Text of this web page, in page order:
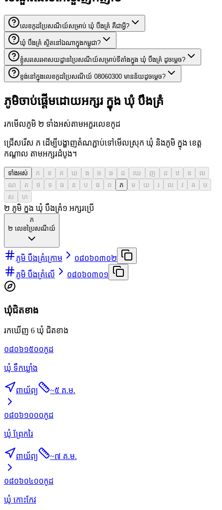
លេខកូដប្រៃសណីយ៍សម្រាប់ ឃុំ បឹងគ្រំ គឺជាអ្វី?
ឃុំ បឹងគ្រំ ស្ថិតនៅឯណាក្នុងកម្ពុជា?
ខ្ញុំសរសេរអាសយដ្ឋានប្រៃសណីយ៍សម្រាប់ទីតាំងក្នុង ឃុំ បឹងគ្រំ ដូចម្តេច?
ខ្ទង់នៅក្នុងលេខកូដប្រៃសណីយ៍ 08060300 មានន័យដូចម្តេច?
ភូមិចាប់ផ្តើមដោយអក្សរ ក្នុង ឃុំ បឹងគ្រំ
រកមើលភូមិ ២ ទាំងអស់តាមអក្ខរលេខកូដ
ជ្រើសរើស ភ ដើម្បីបង្ហាញតំណភ្ជាប់ទៅមើលស្រុក ឃុំ និងភូមិ ក្នុង ខេត្ត
កណ្តាល តាមអក្សរដំបូង។
ទាំងអស់ ក ខ គ ឃ ង ច ឆ ជ ឈ ញ ដ ឋ ឌ
ឍ
ណ
ត ថ ទ ធ ន ប ផ ព ភ ម យ រ ល វ ឝ
ឞ
ស
ហ
២ ភូមិ ក្នុង ឃុំ បឹងគ្រំ១ អក្សរប្រើ
ភ
២ លេខប្រៃសណីយ៍
ភូមិ បឹងគ្រំក្រោម
០៨០៦០៣០២
ភូមិ បឹងគ្រំលើ
០៨០៦០៣០១
ឃុំជិតខាង
រកឃើញ 6 ឃុំ ជិតខាង
០៨០៦១៥០០កូដ
ឃុំ ទឹកឃ្លាំង
ពាយ័ព្យ ~៥ គ.ម.
០៨០៦១០០០កូដ
ឃុំ ព្រែករៃ
ពាយ័ព្យ ~៧ គ.ម.
០៨០៦០៤០០កូដ
ឃុំ កោះកែវ